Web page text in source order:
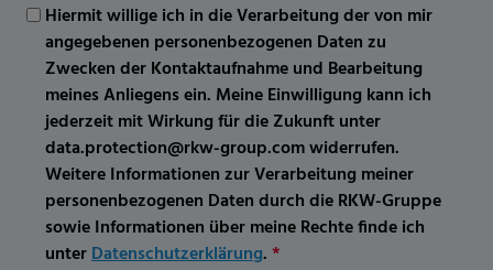
Hiermit willige ich in die Verarbeitung der von mir
angegebenen personenbezogenen Daten zu
Zwecken der Kontaktaufnahme und Bearbeitung
meines Anliegens ein. Meine Einwilligung kann ich
jederzeit mit Wirkung für die Zukunft unter
data.protection@rkw-group.com widerrufen.
Weitere Informationen zur Verarbeitung meiner
personenbezogenen Daten durch die RKW-Gruppe
sowie Informationen über meine Rechte finde ich
unterDatenschutzerklärung.*